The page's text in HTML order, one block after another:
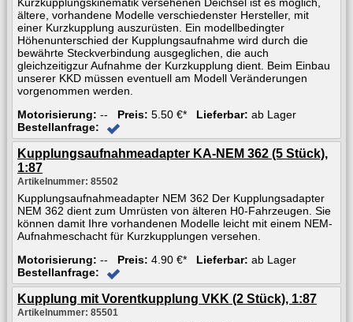
Kurzkupplungskinematik versehenen Deichsel ist es möglich,
ältere, vorhandene Modelle verschiedenster Hersteller, mit
einer Kurzkupplung auszurüsten. Ein modellbedingter
Höhenunterschied der Kupplungsaufnahme wird durch die
bewährte Steckverbindung ausgeglichen, die auch
gleichzeitigzur Aufnahme der Kurzkupplung dient. Beim Einbau
unserer KKD müssen eventuell am Modell Veränderungen
vorgenommen werden.
Motorisierung: -- Preis: 5.50 €* Lieferbar: ab Lager
Bestellanfrage:
Kupplungsaufnahmeadapter KA-NEM 362 (5 Stück),
1:87
Artikelnummer: 85502
Kupplungsaufnahmeadapter NEM 362 Der Kupplungsadapter
NEM 362 dient zum Umrüsten von älteren H0-Fahrzeugen. Sie
können damit Ihre vorhandenen Modelle leicht mit einem NEM-
Aufnahmeschacht für Kurzkupplungen versehen.
Motorisierung: -- Preis: 4.90 €* Lieferbar: ab Lager
Bestellanfrage:
Kupplung mit Vorentkupplung VKK (2 Stück), 1:87
Artikelnummer: 85501